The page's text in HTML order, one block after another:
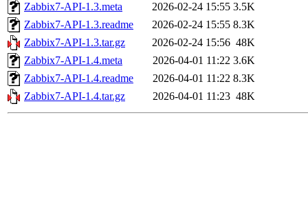
Zabbix7-API-1.3.meta
2026-02-24 15:55 3.5K
Zabbix7-API-1.3.readme
2026-02-24 15:55 8.3K
Zabbix7-API-1.3.tar.gz
2026-02-24 15:56 48K
Zabbix7-API-1.4.meta
2026-04-01 11:22 3.6K
Zabbix7-API-1.4.readme
2026-04-01 11:22 8.3K
Zabbix7-API-1.4.tar.gz
2026-04-01 11:23 48K